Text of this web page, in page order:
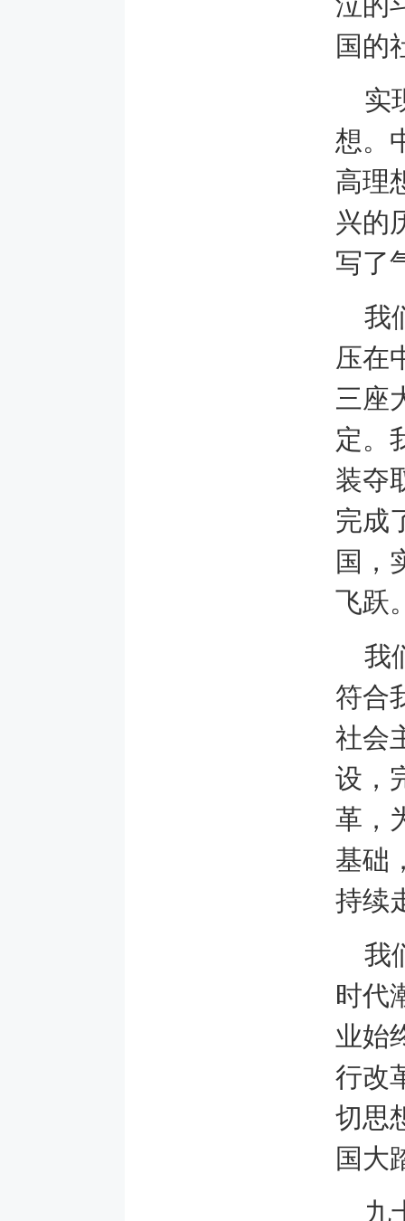
国的
实
想。
高理
兴的
写了
我
压在
三座
定。
装夺
完成
国，
飞跃
我
符合
社会
设，
革，
基础
持续
我
时代
业始
行改
切思
国大
九